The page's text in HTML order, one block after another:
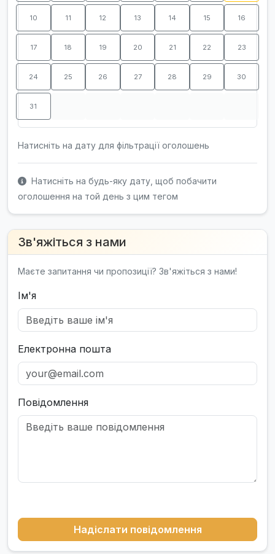
10 11 12 13 14 15 16
17 18 19 20 21 22 23
24 25 26 27 28 29 30
31
Натисніть на дату для фільтрації оголошень
Натисніть на будь-яку дату, щоб побачити
оголошення на той день з цим тегом
Зв'яжіться з нами
Маєте запитання чи пропозиції? Зв'яжіться з нами!
Ім'я
Електронна пошта
Повідомлення
Надіслати повідомлення